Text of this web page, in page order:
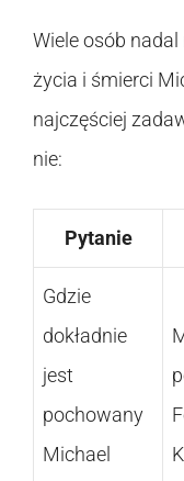
Wiele osób
życia i śmierci
najczęściej
nie:
Pytanie
Gdzie
dokładnie
jest
pochowany
Michael